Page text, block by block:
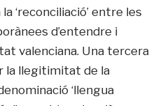
‘reconciliació’ entre les
d’entendre i
valenciana. Una tercera
la llegitimitat de la
‘llengua